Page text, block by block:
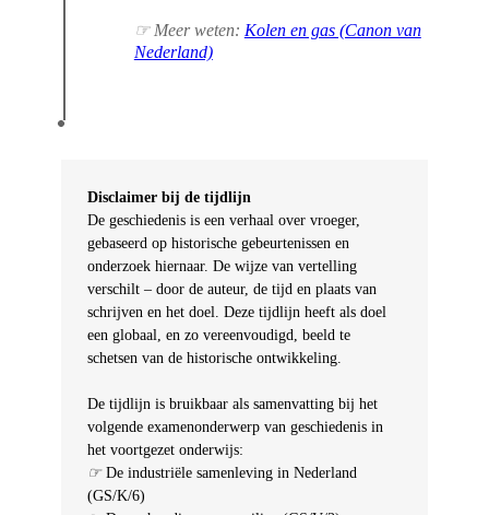
☞ Meer weten: Kolen en gas (Canon van
Nederland)
Disclaimer bij de tijdlijn
De geschiedenis is een verhaal over vroeger,
gebaseerd op historische gebeurtenissen en
onderzoek hiernaar. De wijze van vertelling
verschilt – door de auteur, de tijd en plaats van
schrijven en het doel. Deze tijdlijn heeft als doel
een globaal, en zo vereenvoudigd, beeld te
schetsen van de historische ontwikkeling.
De tijdlijn is bruikbaar als samenvatting bij het
volgende examenonderwerp van geschiedenis in
het voortgezet onderwijs:
☞De industriële samenleving in Nederland
(GS/K/6)